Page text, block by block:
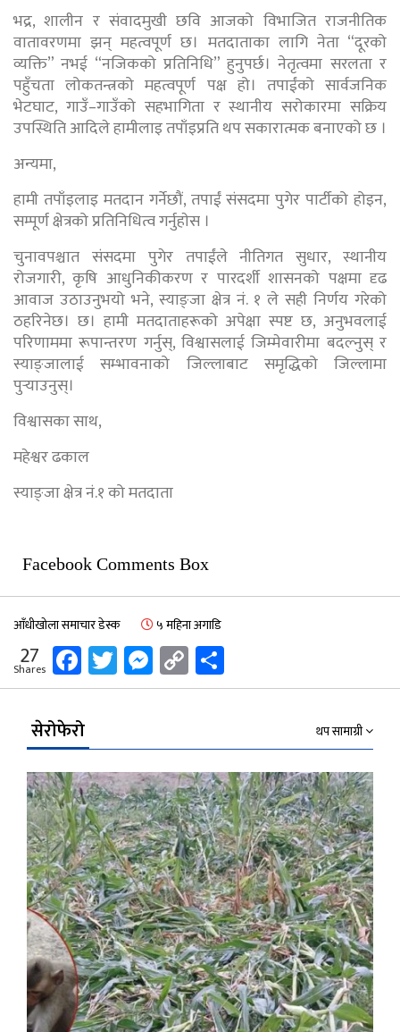
भद्र, शालीन र संवादमुखी छवि आजको विभाजित राजनीतिक
वातावरणमा झन् महत्वपूर्ण छ। मतदाताका लागि नेता “दूरको
व्यक्ति” नभई “नजिकको प्रतिनिधि” हुनुपर्छ। नेतृत्वमा सरलता र
पहुँचता लोकतन्त्रको महत्वपूर्ण पक्ष हो। तपाईंको सार्वजनिक
भेटघाट, गाउँ–गाउँको सहभागिता र स्थानीय सरोकारमा सक्रिय
उपस्थिति आदिले हामीलाइ तपाँइप्रति थप सकारात्मक बनाएको छ ।
अन्यमा,
हामी तपाँइलाइ मतदान गर्नेछौं, तपाईं संसदमा पुगेर पार्टीको होइन,
सम्पूर्ण क्षेत्रको प्रतिनिधित्व गर्नुहाेस ।
चुनावपश्चात संसदमा पुगेर तपाईंले नीतिगत सुधार, स्थानीय
रोजगारी, कृषि आधुनिकीकरण र पारदर्शी शासनको पक्षमा दृढ
आवाज उठाउनुभयो भने, स्याङ्जा क्षेत्र नं. १ ले सही निर्णय गरेको
ठहरिनेछ। छ। हामी मतदाताहरूको अपेक्षा स्पष्ट छ, अनुभवलाई
परिणाममा रूपान्तरण गर्नुस्, विश्वासलाई जिम्मेवारीमा बदल्नुस् र
स्याङ्जालाई सम्भावनाको जिल्लाबाट समृद्धिको जिल्लामा
पुर्‍याउनुस्।
विश्वासका साथ,
महेश्वर ढकाल
स्याङ्जा क्षेत्र नं.१ को मतदाता
Facebook Comments Box
आँधीखोला समाचार डेस्क ५ महिना अगाडि
27
Shares Facebook
Twitter
Messenger
Copy
Link
सेरोफेरो थप सामाग्री